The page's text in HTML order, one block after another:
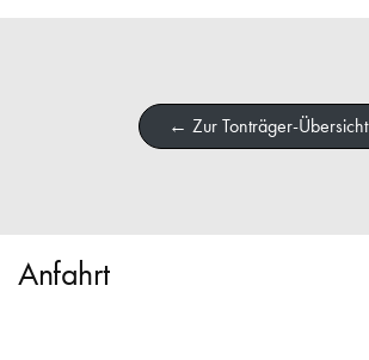
← Zur Tonträger-Übersicht
Anfahrt